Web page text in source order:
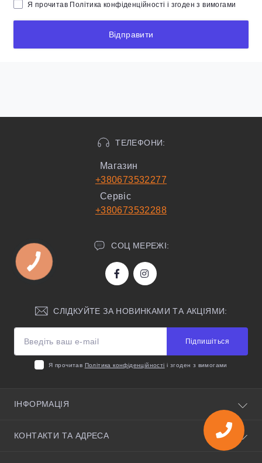
Я прочитав Політика конфіденційності і згоден з вимогами
Відправити
ТЕЛЕФОНИ:
Магазин
+380673532277
Сервіс
+380673532288
СОЦ МЕРЕЖІ:
СЛІДКУЙТЕ ЗА НОВИНКАМИ ТА АКЦІЯМИ:
Підпишіться
Я прочитав Політика конфіденційності і згоден з вимогами
ІНФОРМАЦІЯ
Корисні поради
КОНТАКТИ ТА АДРЕСА